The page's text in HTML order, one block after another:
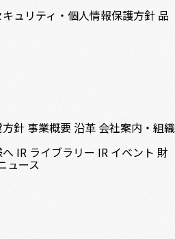
ュリティ・個人情報保護方針 品
針 事業概要 沿革 会社案内・組織
IR ライブラリー IR イベント 財
ュース